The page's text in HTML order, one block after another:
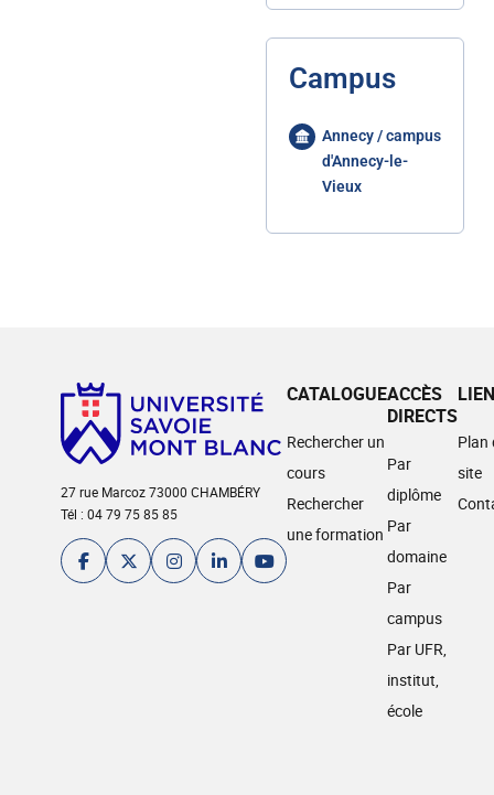
Campus
Annecy / campus
d'Annecy-le-
Vieux
27 rue Marcoz 73000 CHAMBÉRY
Tél : 04 79 75 85 85
CATALOGUE
Rechercher un
cours
Rechercher
une formation
ACCÈS
DIRECTS
Par
diplôme
Par
domaine
Par
campus
Par UFR,
institut,
école
Plan
site